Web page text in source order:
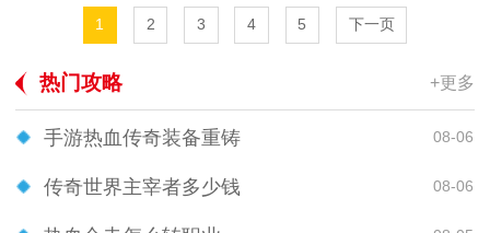
1 2 3 4 5 下一页
热门攻略 +更多
手游热血传奇装备重铸 08-06
传奇世界主宰者多少钱 08-06